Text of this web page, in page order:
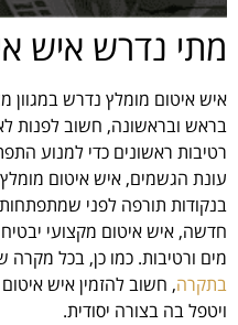
מתי נדרש איש
איש איטום מומלץ נדרש במגוון
בראש ובראשונה, חשוב לפנות
רטיבות ראשונים כדי למנוע
עונת הגשמים, איש איטום
בנקודות תורפה לפני
חדשה, איש איטום מקצועי
מים ורטיבות. כמו כן, בכל
בתקרה, חשוב להזמין איש
ויטפל בה בצורה יסודית.